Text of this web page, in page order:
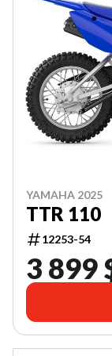
YAMAHA 2025
TTR 110
12253-54
3 899